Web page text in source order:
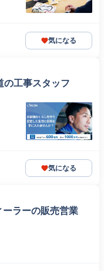
気になる
の工事スタッフ
気になる
ラーの販売営業